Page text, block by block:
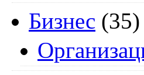
Бизнес (35)